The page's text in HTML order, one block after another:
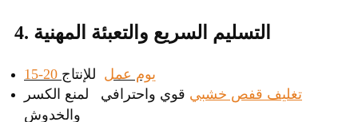
4. التسليم السريع والتعبئة المهنية
15-20 يوم عمل للإنتاج
تغليف قفص خشبي قوي واحترافي لمنع الكسر
والخدوش